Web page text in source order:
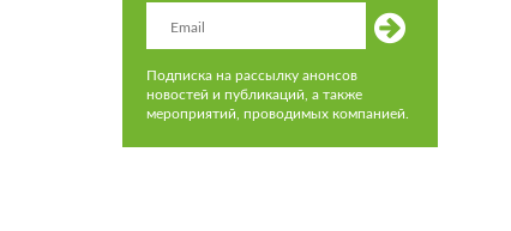
Подписка на рассылку анонсов
новостей и публикаций, а также
мероприятий, проводимых компанией.